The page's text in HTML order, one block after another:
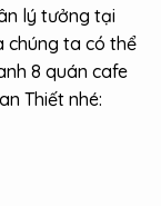
lý tưởng tại
chúng ta có thể
8 quán cafe
Thiết nhé: